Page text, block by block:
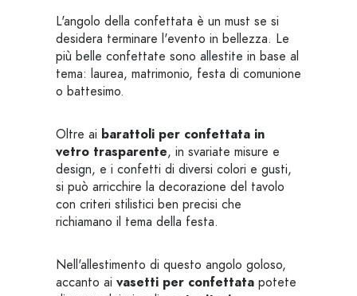
L'angolo della confettata è un must se si
desidera terminare l'evento in bellezza. Le
più belle confettate sono allestite in base al
tema: laurea, matrimonio, festa di comunione
o battesimo.
Oltre ai barattoli per confettata in
vetro trasparente, in svariate misure e
design, e i confetti di diversi colori e gusti,
si può arricchire la decorazione del tavolo
con criteri stilistici ben precisi che
richiamano il tema della festa.
Nell'allestimento di questo angolo goloso,
accanto ai vasetti per confettata potete